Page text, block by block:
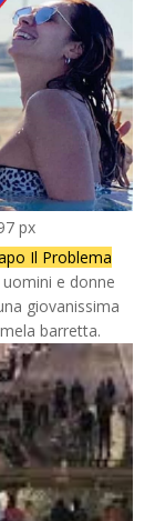
px
Il Problema
e donne
giovanissima
barretta.